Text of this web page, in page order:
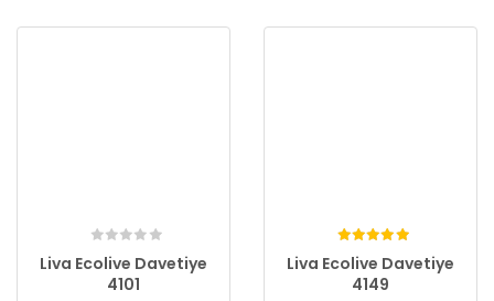
Liva Ecolive Davetiye
4101
Liva Ecolive Davetiye
4149